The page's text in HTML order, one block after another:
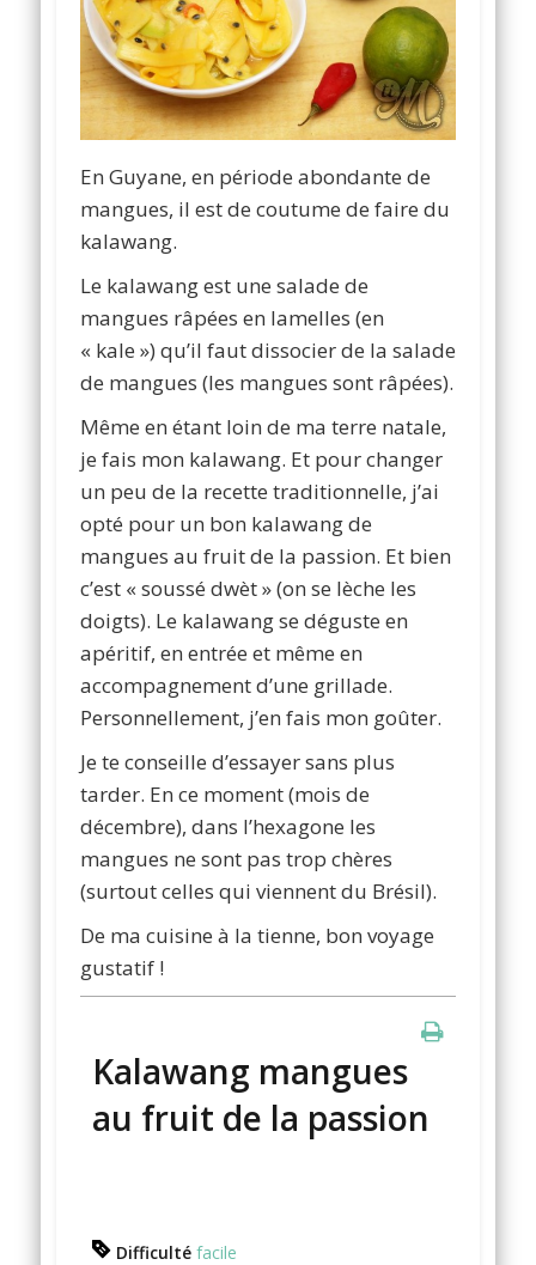
En Guyane, en période abondante de
mangues, il est de coutume de faire du
kalawang.
Le kalawang est une salade de
mangues râpées en lamelles (en
« kale ») qu’il faut dissocier de la salade
de mangues (les mangues sont râpées).
Même en étant loin de ma terre natale,
je fais mon kalawang. Et pour changer
un peu de la recette traditionnelle, j’ai
opté pour un bon kalawang de
mangues au fruit de la passion. Et bien
c’est « soussé dwèt » (on se lèche les
doigts). Le kalawang se déguste en
apéritif, en entrée et même en
accompagnement d’une grillade.
Personnellement, j’en fais mon goûter.
Je te conseille d’essayer sans plus
tarder. En ce moment (mois de
décembre), dans l’hexagone les
mangues ne sont pas trop chères
(surtout celles qui viennent du Brésil).
De ma cuisine à la tienne, bon voyage
gustatif !
Kalawang mangues
au fruit de la passion
Difficulté facile